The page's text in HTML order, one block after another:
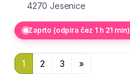
4270 Jesenice
Zaprto (odpira čez 1 h 21 min)
1 2 3 »